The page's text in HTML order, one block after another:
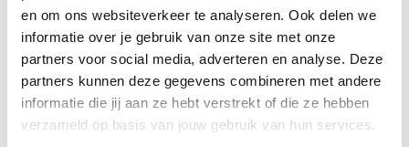
en om ons websiteverkeer te analyseren. Ook delen we
informatie over je gebruik van onze site met onze
partners voor social media, adverteren en analyse. Deze
partners kunnen deze gegevens combineren met andere
informatie die jij aan ze hebt verstrekt of die ze hebben
verzameld op basis van jouw gebruik van hun services.
De Lanesto Giro 918 34x40 + 17x40 inleg spoelbak
links wordt geleverd exclusief sifon.
Daarnaast zijn er ook bijpassend accessoires zoals
zeepdispensers, vaatdoekhouder, inzetbakjes en
bodemrekken verkrijgbaar.